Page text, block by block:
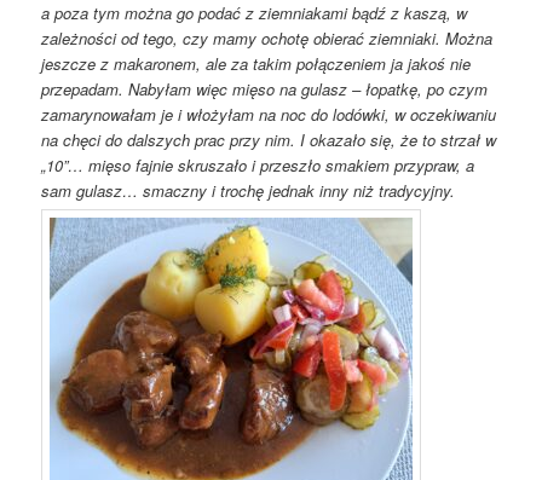
a poza tym można go podać z ziemniakami bądź z kaszą, w
zależności od tego, czy mamy ochotę obierać ziemniaki. Można
jeszcze z makaronem, ale za takim połączeniem ja jakoś nie
przepadam. Nabyłam więc mięso na gulasz – łopatkę, po czym
zamarynowałam je i włożyłam na noc do lodówki, w oczekiwaniu
na chęci do dalszych prac przy nim. I okazało się, że to strzał w
„10”… mięso fajnie skruszało i przeszło smakiem przypraw, a
sam gulasz… smaczny i trochę jednak inny niż tradycyjny.